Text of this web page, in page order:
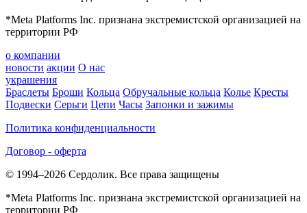
*Meta Platforms Inc. признана экстремистской организацией на
территории РФ
о компании
новости акции О нас
украшения
Браслеты Броши Кольца Обручальные кольца Колье Кресты
Подвески Серьги Цепи Часы Запонки и зажимы
Политика конфиденциальности
Договор - оферта
© 1994–2026 Сердолик. Все права защищены
*Meta Platforms Inc. признана экстремистской организацией на
территории РФ